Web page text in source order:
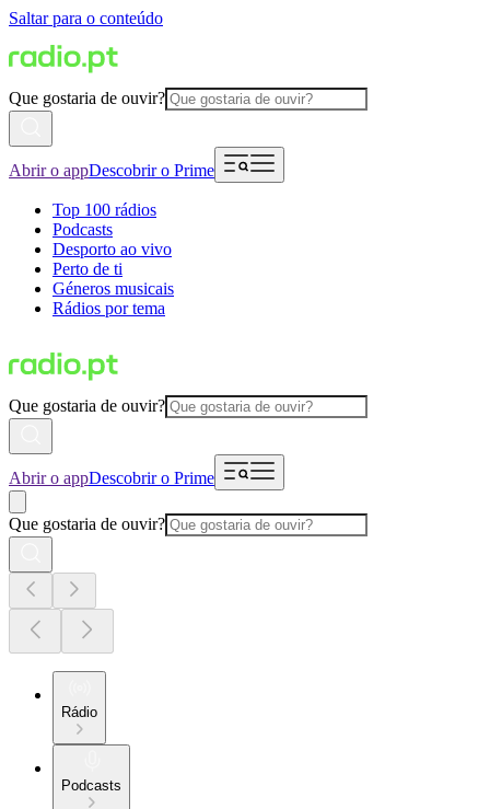
Saltar para o conteúdo
Que gostaria de ouvir?
Abrir o appDescobrir o Prime
Top 100 rádios
Podcasts
Desporto ao vivo
Perto de ti
Géneros musicais
Rádios por tema
Que gostaria de ouvir?
Abrir o appDescobrir o Prime
Que gostaria de ouvir?
Rádio
Podcasts